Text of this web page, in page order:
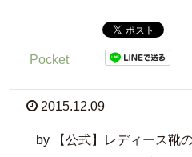
Pocket
2015.12.09
by 【公式】レディース靴